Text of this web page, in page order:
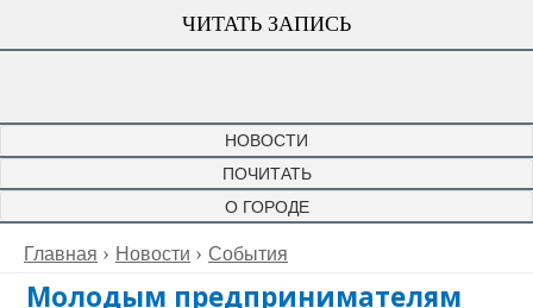
ЧИТАТЬ ЗАПИСЬ
НОВОСТИ
ПОЧИТАТЬ
О ГОРОДЕ
Главная Новости События
Молодым предпринимателям